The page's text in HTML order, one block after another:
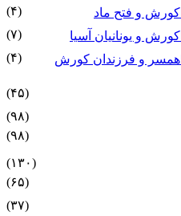
کورش و فتح ماد
(۴)
کورش و یونانیان آسیا
(۷)
همسر و فرزندان کورش
(۴)
(۴۵)
(۹۸)
(۹۸)
(۱۳۰)
(۶۵)
(۳۷)